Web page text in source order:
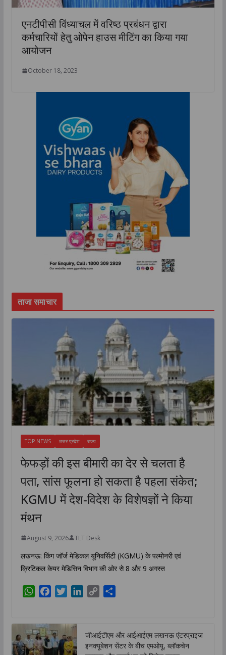
एनटीपीसी विंध्याचल में वरिष्ठ प्रबंधन द्वारा
कर्मचारियों हेतु ओपेन हाउस मीटिंग का किया गया
आयोजन
October 18, 2023
ताजा समाचार
TOP NEWS उत्तर प्रदेश राज्य
फेफड़ों की इस बीमारी का देर से चलता है
पता, सांस फूलना हो सकता है पहला संकेत;
KGMU में देश-विदेश के विशेषज्ञों ने किया
मंथन
August 9, 2026 TLT Desk
लखनऊ: किंग जॉर्ज मेडिकल यूनिवर्सिटी (KGMU) के पल्मोनरी एवं
क्रिटिकल केयर मेडिसिन विभाग की ओर से 8 और 9 अगस्त
W
t
s
A
e
b
o
t
t
e
e
d
L
i
e
जीआईटीएम और आईआईएम लखनऊ एंटरप्राइज
इनक्यूबेशन सेंटर के बीच एमओयू, ब्लॉकचेन